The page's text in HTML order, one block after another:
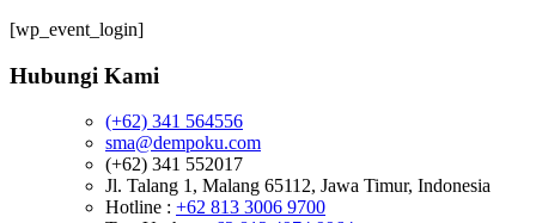
[wp_event_login]
Hubungi Kami
(+62) 341 564556
sma@dempoku.com
(+62) 341 552017
Jl. Talang 1, Malang 65112, Jawa Timur, Indonesia
Hotline : +62 813 3006 9700